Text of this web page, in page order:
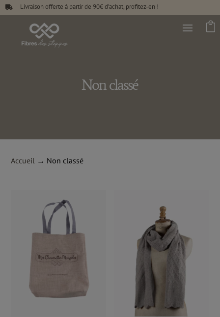
 Livraison offerte à partir de 90€ d’achat, profitez-en !

Non classé
Accueil → Non classé